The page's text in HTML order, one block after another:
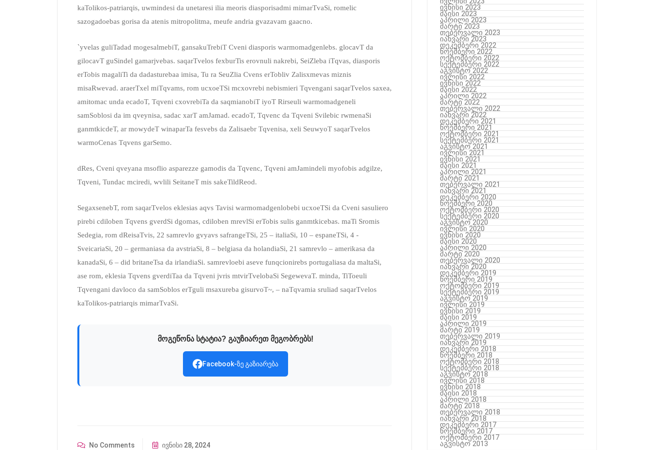
kaTolikos-patriarqis, uwmindesi da unetaresi ilia meoris diasporisadmi mimarTvaSi, romelic
sazogadoebas gorisa da atenis mitropolitma, meufe andria gvazavam gaacno.
`yvelas guliTadad mogesalmebiT, gansakuTrebiT Cveni diasporis warmomadgenlebs. glocavT da
gilocavT guSindel gamarjvebas. saqarTvelos fexburTis erovnuli nakrebi, SeiZleba iTqvas, diasporis
erTobis magaliTi da dadasturebaa imisa, Tu ra SeuZlia Cvens erTobliv Zalisxmevas miznis
misaRwevad. araerTxel miTqvams, rom ucxoeTSi mcxovrebi nebismieri Tqvengani saqarTvelos saxea,
amitomac unda ecadoT, Tqveni cxovrebiTa da saqmianobiT iyoT Rirseuli warmomadgeneli
samSoblosi da im qveynisa, sadac xarT amJamad. ecadoT, Tqvenc da Tqveni Svilebic rwmenaSi
ganmtkicdeT, ar mowydeT winaparTa fesvebs da Zalisaebr Tqvenisa, xeli SeuwyoT saqarTvelos
warmoCenas Tqvens garSemo.
dRes, Cveni qveyana msoflio asparezze gamodis da Tqvenc, Tqveni amJamindeli myofobis adgilze,
Tqveni, Tundac mciredi, wvlili SeitaneT mis sakeTildReod.
SegaxsenebT, rom saqarTvelos eklesias aqvs Tavisi warmomadgenlobebi ucxoeTSi da Cveni sasuliero
pirebi cdiloben Tqvens gverdSi dgomas, cdiloben mrevlSi erTobis sulis ganmtkicebas. maTi Sromis
Sedegia, rom dReisaTvis, 22 samrevlo gvyavs safrangeTSi, 25 – italiaSi, 10 – espaneTSi, 4 -
SveicariaSi, 20 – germaniasa da avstriaSi, 8 – belgiasa da holandiaSi, 21 samrevlo – amerikasa da
kanadaSi, 6 – did britaneTsa da irlandiaSi. samrevloebi aseve funqcionirebs portugaliasa da maltaSi,
ase rom, eklesia Tqvens gverdiTaa da Tqveni jvris mtvirTvelobaSi SegewevaT. minda, TiToeuli
Tqvengani davloco da samSoblos erTguli msaxureba gisurvoT~, – naTqvamia sruliad saqarTvelos
kaTolikos-patriarqis mimarTvaSi.
მოგეწონა სტატია? გაუზიარეთ მეგობრებს!
Facebook-ზე გაზიარება
No Comments ივნისი 28, 2024
ივნისი 2023
მაისი 2023
აპრილი 2023
მარტი 2023
თებერვალი 2023
იანვარი 2023
დეკემბერი 2022
ნოემბერი 2022
ოქტომბერი 2022
სექტემბერი 2022
აგვისტო 2022
ივლისი 2022
ივნისი 2022
მაისი 2022
აპრილი 2022
მარტი 2022
თებერვალი 2022
იანვარი 2022
დეკემბერი 2021
ნოემბერი 2021
ოქტომბერი 2021
სექტემბერი 2021
აგვისტო 2021
ივლისი 2021
ივნისი 2021
მაისი 2021
აპრილი 2021
მარტი 2021
თებერვალი 2021
იანვარი 2021
დეკემბერი 2020
ნოემბერი 2020
ოქტომბერი 2020
სექტემბერი 2020
აგვისტო 2020
ივლისი 2020
ივნისი 2020
მაისი 2020
აპრილი 2020
მარტი 2020
თებერვალი 2020
იანვარი 2020
დეკემბერი 2019
ნოემბერი 2019
ოქტომბერი 2019
სექტემბერი 2019
აგვისტო 2019
ივლისი 2019
ივნისი 2019
მაისი 2019
აპრილი 2019
მარტი 2019
თებერვალი 2019
იანვარი 2019
დეკემბერი 2018
ნოემბერი 2018
ოქტომბერი 2018
სექტემბერი 2018
აგვისტო 2018
ივლისი 2018
ივნისი 2018
მაისი 2018
აპრილი 2018
მარტი 2018
თებერვალი 2018
იანვარი 2018
დეკემბერი 2017
ნოემბერი 2017
ოქტომბერი 2017
აგვისტო 2013